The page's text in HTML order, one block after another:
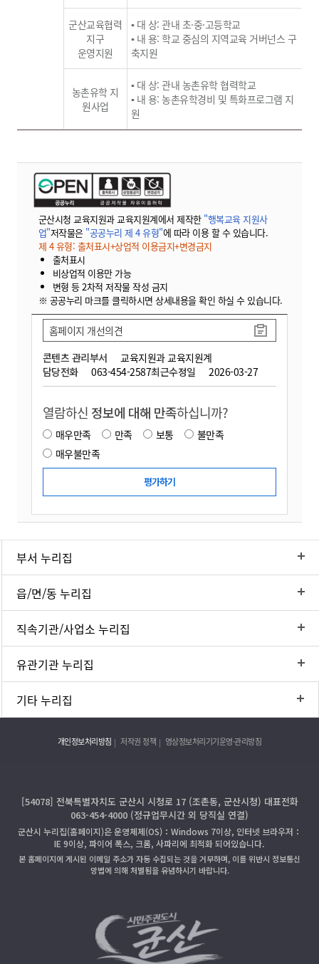
군산교육협력
지구
운영지원
▪ 대 상: 관내 초·중·고등학교
▪ 내 용: 학교 중심의 지역교육 거버넌스 구
축지원
농촌유학 지
원사업
▪ 대 상: 관내 농촌유학 협력학교
▪ 내 용: 농촌유학경비 및 특화프로그램 지
원
군산시청 교육지원과 교육지원계에서 제작한 "행복교육 지원사
업"저작물은 "공공누리 제 4 유형"에 따라 이용 할 수 있습니다.
제 4 유형: 출처표시+상업적 이용금지+변경금지
출처표시
비상업적 이용만 가능
변형 등 2차적 저작물 작성 금지
※ 공공누리 마크를 클릭하시면 상세내용을 확인 하실 수 있습니다.
콘텐츠 관리부서
교육지원과 교육지원계
담당전화
063-454-2587최근수정일 2026-03-27
홈페이지 개선의견
열람하신 정보에 대해 만족하십니까?
매우만족 만족 보통
불만족
매우불만족
부서 누리집
읍/면/동 누리집
직속기관/사업소 누리집
유관기관 누리집
기타 누리집
개인정보처리방침 저작권 정책 영상정보처리기기운영·관리방침
[54078] 전북특별자치도 군산시 시청로 17 (조촌동, 군산시청) 대표전화
063-454-4000 (정규업무시간 외 당직실 연결)
군산시 누리집(홈페이지)은 운영체제(OS)：Windows 7이상, 인터넷 브라우저：
IE 9이상, 파이어 폭스, 크롬, 사파리에 최적화 되어있습니다.
본 홈페이지에 게시된 이메일 주소가 자동 수집되는 것을 거부하며, 이를 위반시 정보통신
망법에 의해 처벌됨을 유념하시기 바랍니다.